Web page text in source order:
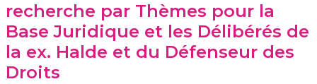
recherche par Thèmes pour la
Base Juridique et les Délibérés de
la ex. Halde et du Défenseur des
Droits